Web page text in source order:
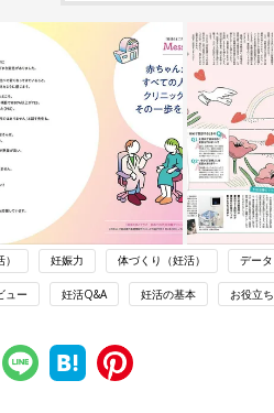
妊娠力 体づくり（妊活） データ
ュー 妊活Q&A 妊活の基本 お役立ち